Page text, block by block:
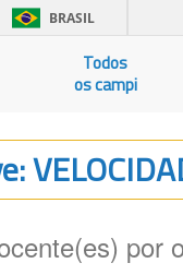
BRASIL
Todos
os campi
por